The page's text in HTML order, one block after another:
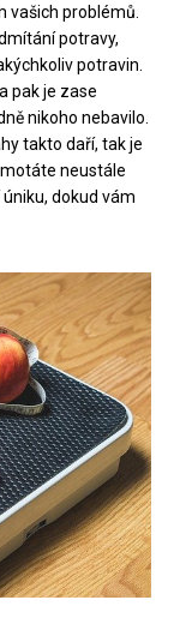
vašich problémů.
potravy,
potravin.
pak je zase
nikoho nebavilo.
takto daří, tak je
motáte neustále
dokud vám